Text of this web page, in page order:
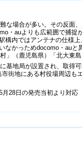
な場合が多い。その反面、
・auよりも広範囲で捕捉
構内ではアンテナの仕様
なかっためdocomo・au
」（鹿児島県）「北大東
基地局が設置され、取得可
市街地にある村役場周辺
28日の発売当初より対応